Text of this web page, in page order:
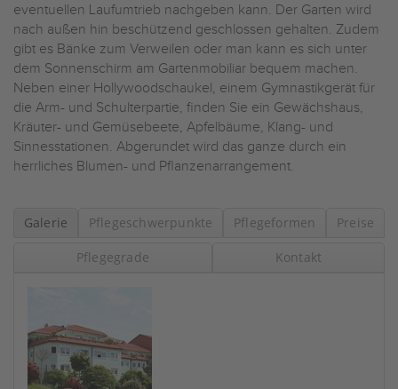
eventuellen Laufumtrieb nachgeben kann. Der Garten wird
nach außen hin beschützend geschlossen gehalten. Zudem
gibt es Bänke zum Verweilen oder man kann es sich unter
dem Sonnenschirm am Gartenmobiliar bequem machen.
Neben einer Hollywoodschaukel, einem Gymnastikgerät für
die Arm- und Schulterpartie, finden Sie ein Gewächshaus,
Kräuter- und Gemüsebeete, Apfelbäume, Klang- und
Sinnesstationen. Abgerundet wird das ganze durch ein
herrliches Blumen- und Pflanzenarrangement.
Galerie Pflegeschwerpunkte Pflegeformen Preise
Pflegegrade Kontakt